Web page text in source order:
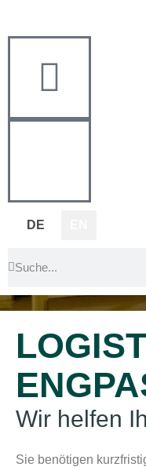
DE
Wir helfen
Sie benötigen